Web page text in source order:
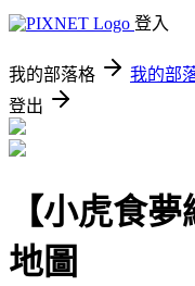
登入
我的部落格 我的部
登出
【小虎食
地圖